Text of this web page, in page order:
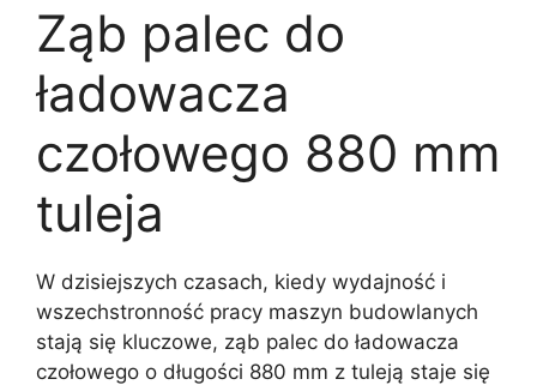
Ząb palec do
ładowacza
czołowego 880 mm
tuleja
W dzisiejszych czasach, kiedy wydajność i
wszechstronność pracy maszyn budowlanych
stają się kluczowe, ząb palec do ładowacza
czołowego o długości 880 mm z tuleją staje się